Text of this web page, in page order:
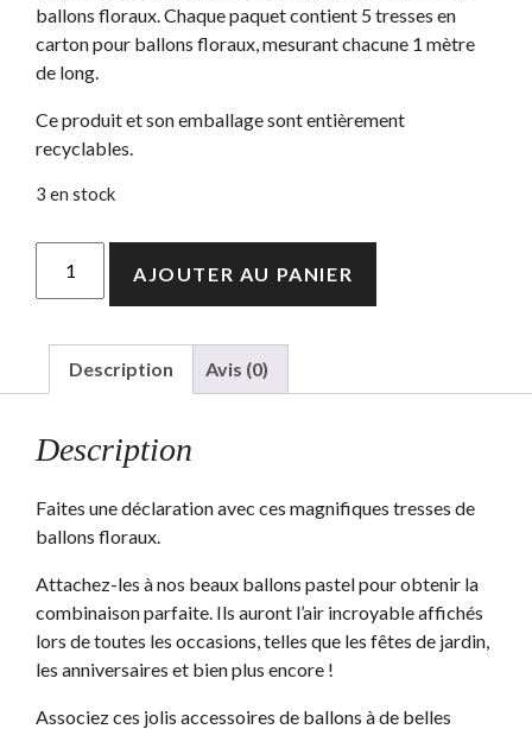
ballons floraux. Chaque paquet contient 5 tresses en
carton pour ballons floraux, mesurant chacune 1 mètre
de long.
Ce produit et son emballage sont entièrement
recyclables.
3 en stock
de
ballons
floraux
AJOUTER AU PANIER
Description Avis (0)
Description
Faites une déclaration avec ces magnifiques tresses de
ballons floraux.
Attachez-les à nos beaux ballons pastel pour obtenir la
combinaison parfaite. Ils auront l’air incroyable affichés
lors de toutes les occasions, telles que les fêtes de jardin,
les anniversaires et bien plus encore !
Associez ces jolis accessoires de ballons à de belles